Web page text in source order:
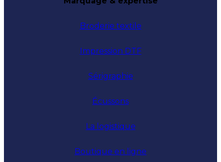
Broderie textile
Impression DTF
Sérigraphie
Écussons
La logistique
Boutique en ligne